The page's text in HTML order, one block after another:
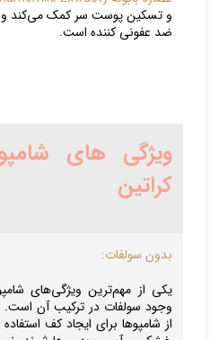
و تسکین پوست سر کمک می‌کند و
ضد عفونی کننده است.
کراتین
بدون سولفات:
وجود سولفات در ترکیب آن است.
از شامپوها برای ایجاد کف